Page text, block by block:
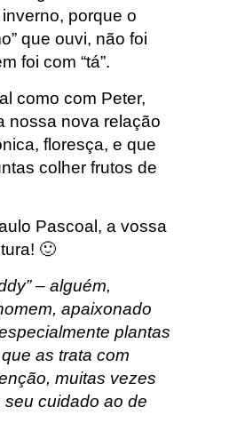
porque o
que ouvi, não foi
foi com “tá”.
como com Peter,
nossa nova relação
floresça, e que
colher frutos de
Pascoal, a vossa
🙂
– alguém,
apaixonado
plantas
as trata com
muitas vezes
cuidado ao de